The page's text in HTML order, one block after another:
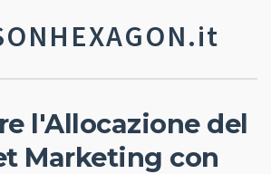
l'Allocazione del
Marketing con